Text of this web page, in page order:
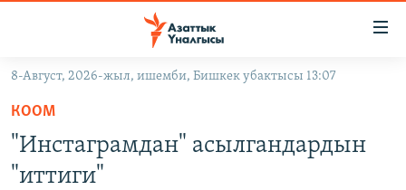
Навигацияга
өтүңүз
Издөөгө
салыңыз
КЫРГЫЗСТАН
КЫРГЫЗСТАН
ДҮЙНӨ
8-Август, 2026-жыл, ишемби, Бишкек убактысы 13:07
КООМ
"Инстаграмдан" асылгандардын
"иттиги"